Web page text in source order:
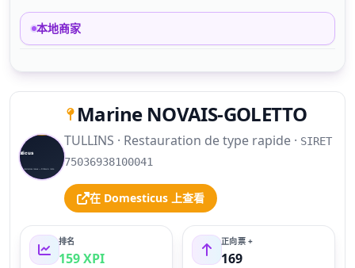
本地商家
Marine NOVAIS-GOLETTO
TULLINS · Restauration de type rapide · SIRET
75036938100041
在 Domesticus 上查看
排名
159 XPI
正向票 +
169